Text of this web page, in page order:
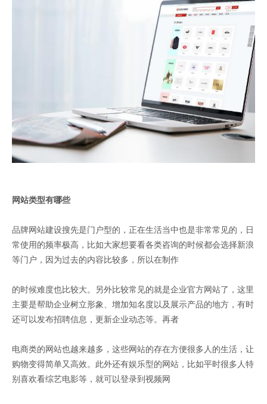
网站类型有哪些
品牌网站建设搜先是门户型的，正在生活当中也是非常常见的，日
常使用的频率极高，比如大家想要看各类咨询的时候都会选择新浪
等门户，因为过去的内容比较多，所以在制作
的时候难度也比较大。另外比较常见的就是企业官方网站了，这里
主要是帮助企业树立形象、增加知名度以及展示产品的地方，有时
还可以发布招聘信息，更新企业动态等。再者
电商类的网站也越来越多，这些网站的存在方便很多人的生活，让
购物变得简单又高效。此外还有娱乐型的网站，比如平时很多人特
别喜欢看综艺电影等，就可以登录到视频网